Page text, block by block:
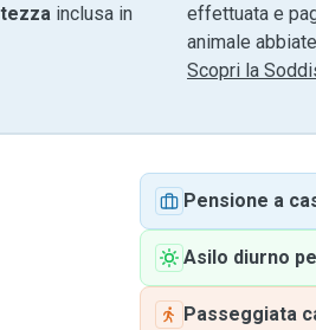
inclusa in
effettuata e
animale
Scopri la
Pensione a
Asilo diurno
Passeggiata